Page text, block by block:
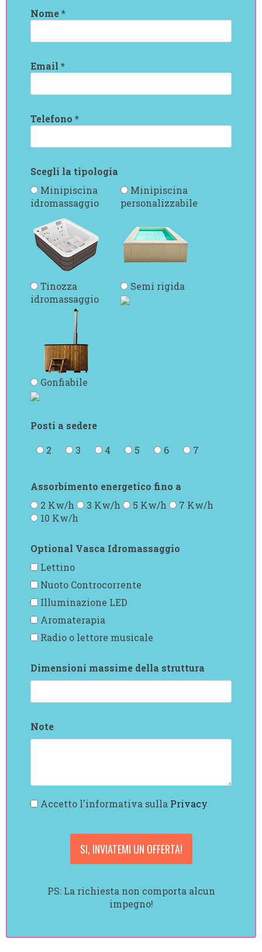
Nome *
Email *
Telefono *
Scegli la tipologia
Minipiscina
idromassaggio
Minipiscina
personalizzabile
Tinozza
idromassaggio
Semi rigida
Gonfiabile
Posti a sedere
2
3 4 5 6 7
Assorbimento energetico fino a
2 Kw/h
3 Kw/h 5 Kw/h
7 Kw/h
10 Kw/h
Optional Vasca Idromassaggio
Lettino
Nuoto Controcorrente
Illuminazione LED
Aromaterapia
Radio o lettore musicale
Dimensioni massime della struttura
Note
Accetto l'informativa sulla Privacy
PS: La richiesta non comporta alcun
impegno!